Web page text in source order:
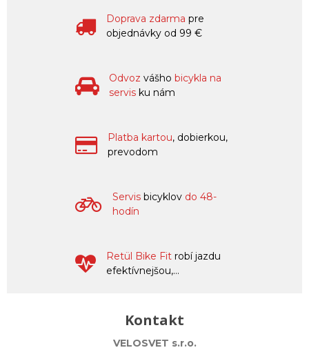
Doprava zdarma pre
objednávky od 99 €
Odvoz vášho bicykla na
servis ku nám
Platba kartou, dobierkou,
prevodom
Servis bicyklov do 48-
hodín
Retül Bike Fit robí jazdu
efektívnejšou,...
Kontakt
VELOSVET s.r.o.